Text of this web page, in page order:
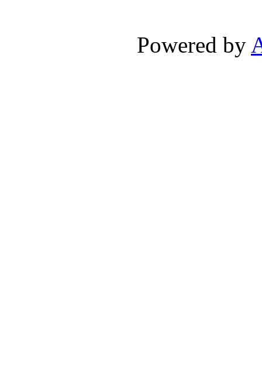
Powered by